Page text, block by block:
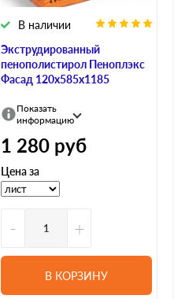
Экструдированный
пенополистирол Пеноплэкс
Фасад 120х585х1185
В наличии
Показать
информацию
1 280 руб
Цена за
- +
В КОРЗИНУ